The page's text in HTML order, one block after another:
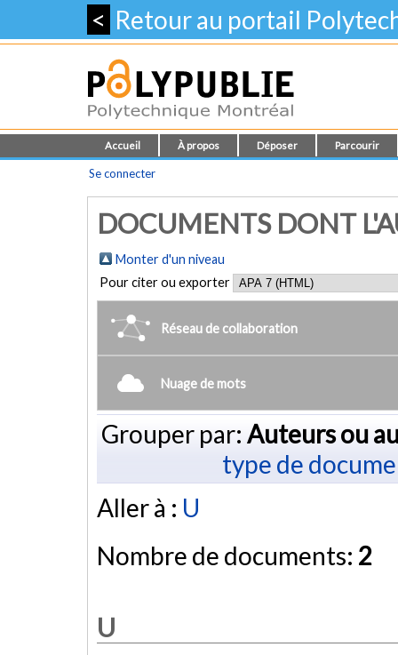
< Retour au portail
Accueil À propos Déposer Parcourir
Se connecter
DOCUMENTS DONT
Monter d'un niveau
Pour citer ou exporter
Réseau de collaboration
Nuage de mots
Grouper par: Auteurs ou
type de
Aller à : U
Nombre de documents: 2
U